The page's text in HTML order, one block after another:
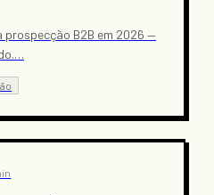
prospecção B2B em 2026 —
…